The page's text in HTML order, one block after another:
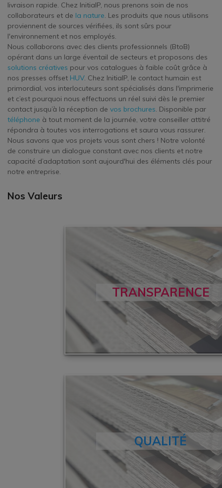
livraison rapide. Chez InitialP, nous prenons soin de nos
collaborateurs et de la nature. Les produits que nous utilisons
proviennent de sources vérifiées, ils sont sûrs pour
l'environnement et nos employés.
Nous collaborons avec des clients professionnels (BtoB)
opérant dans un large éventail de secteurs et proposons des
solutions créatives pour vos catalogues à faible coût grâce à
nos presses offset HUV. Chez InitialP, le contact humain est
primordial, vos interlocuteurs sont spécialisés dans l'imprimerie
et c’est pourquoi nous effectuons un réel suivi dès le premier
contact jusqu’à la réception de vos brochures. Disponible par
téléphone à tout moment de la journée, votre conseiller attitré
répondra à toutes vos interrogations et saura vous rassurer.
Nous savons que vos projets vous sont chers ! Notre volonté
de construire un dialogue constant avec nos clients et notre
capacité d’adaptation sont aujourd'hui des éléments clés pour
notre entreprise.
Nos Valeurs
TRANSPARENCE
QUALITÉ